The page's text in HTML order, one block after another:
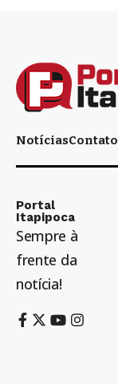
NotíciasContato
Portal
Itapipoca
Sempre à
frente da
notícia!